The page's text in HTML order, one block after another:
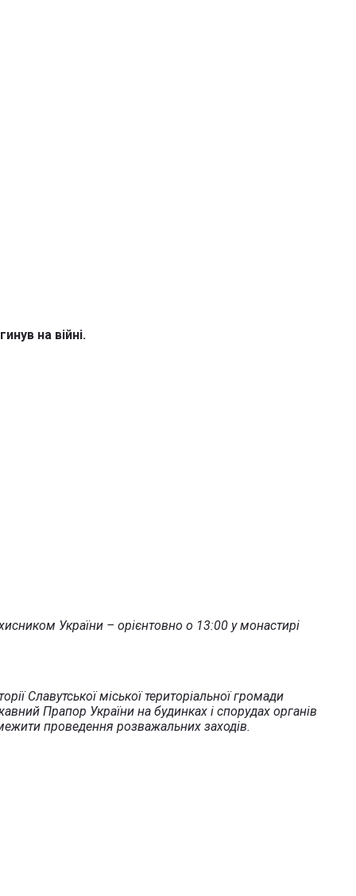
на війні.
України – орієнтовно о 13:00 у монастирі
Славутської міської територіальної громади
Прапор України на будинках і спорудах органів
проведення розважальних заходів.